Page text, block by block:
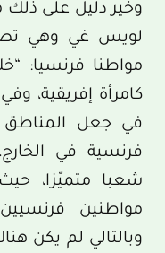
وخير دليل على ذلك
لويس غي وهي
مواطنا فرنسيا:
كامرأة إفريقية،
في جعل المناطق
فرنسية في
شعبا متميّزا،
مواطنين
وبالتالي لم يكن